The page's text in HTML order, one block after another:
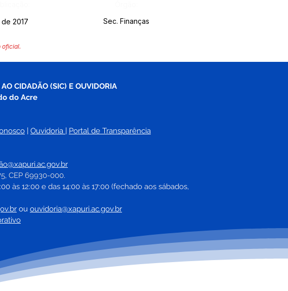
2017
Sec. Finanças
oficial.
CIDADÃO (SIC) E OUVIDORIA
do Acre
| Ouvidoria | Portal de Transparência
CEP 69930-000.
às 12:00 e das 14:00 às 17:00 (fechado aos sábados,
ou ouvidoria@xapuri.ac.gov.br